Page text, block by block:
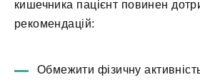
кишечника пацієнт повинен
рекомендацій:
Обмежити фізичну